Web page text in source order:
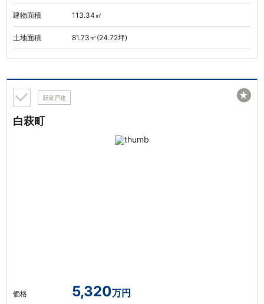
建物面積 113.34㎡
土地面積 81.73㎡(24.72坪)
新築戸建
白萩町
価格 5,320万円
★